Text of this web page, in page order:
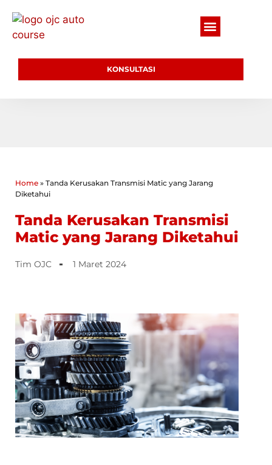
KONSULTASI
Home » Tanda Kerusakan Transmisi Matic yang Jarang
Diketahui
Tanda Kerusakan Transmisi
Matic yang Jarang Diketahui
Tim OJC 1 Maret 2024